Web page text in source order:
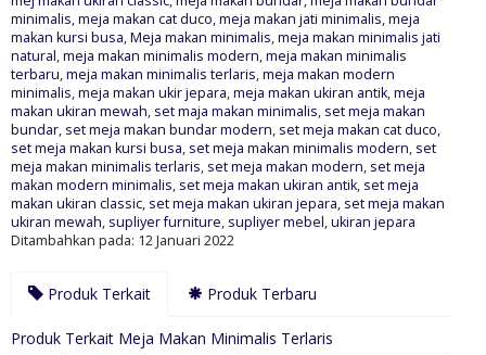
minimalis,meja makan cat duco,meja makan jati minimalis,meja
makan kursi busa,Meja makan minimalis,meja makan minimalis jati
natural,meja makan minimalis modern,meja makan minimalis
terbaru,meja makan minimalis terlaris,meja makan modern
minimalis,meja makan ukir jepara,meja makan ukiran antik,meja
makan ukiran mewah, set maja makan minimalis, set meja makan
bundar, set meja makan bundar modern, set meja makan cat duco,
set meja makan kursi busa, set meja makan minimalis modern, set
meja makan minimalis terlaris, set meja makan modern, set meja
makan modern minimalis, set meja makan ukiran antik, set meja
makan ukiran classic, set meja makan ukiran jepara, set meja makan
ukiran mewah, supliyer furniture, supliyer mebel,ukiran jepara
Ditambahkan pada: 12 Januari 2022
Produk Terkait Produk Terbaru
Produk Terkait Meja Makan Minimalis Terlaris